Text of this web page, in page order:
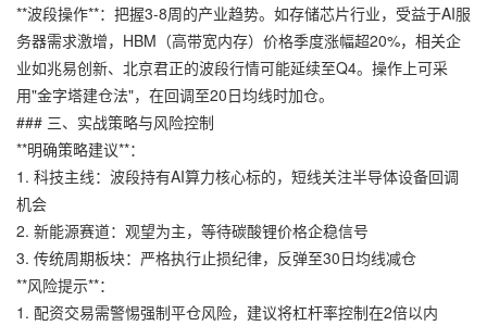
**波段操作**：把握3-8周的产业趋势。如存储芯片行业，受益于AI服
务器需求激增，HBM（高带宽内存）价格季度涨幅超20%，相关企
业如兆易创新、北京君正的波段行情可能延续至Q4。操作上可采
用"金字塔建仓法"，在回调至20日均线时加仓。
### 三、实战策略与风险控制
**明确策略建议**：
1. 科技主线：波段持有AI算力核心标的，短线关注半导体设备回调
机会
2. 新能源赛道：观望为主，等待碳酸锂价格企稳信号
3. 传统周期板块：严格执行止损纪律，反弹至30日均线减仓
**风险提示**：
1. 配资交易需警惕强制平仓风险，建议将杠杆率控制在2倍以内